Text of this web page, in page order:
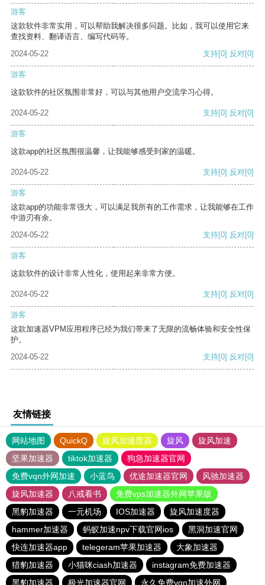
游客
这款软件非常实用，可以帮助我解决很多问题。比如，我可以使用它来
查找资料、翻译语言、编写代码等。
2024-05-22
支持[0] 反对[0]
游客
这款软件的社区氛围非常好，可以与其他用户交流学习心得。
2024-05-22 支持[0] 反对[0]
游客
这款app的社区氛围很温馨，让我能够感受到家的温暖。
2024-05-22 支持[0] 反对[0]
游客
这款app的功能非常强大，可以满足我所有的工作需求，让我能够在工作
中游刃有余。
2024-05-22
支持[0] 反对[0]
游客
这款软件的设计非常人性化，使用起来非常方便。
2024-05-22 支持[0] 反对[0]
游客
这款加速器VPM应用程序已经为我们带来了无限的流畅体验和安全性保
护。
2024-05-22
支持[0] 反对[0]
友情链接
网站地图 QuickQ 旋风加速度器 旋风
旋风加速
坚果加速器
tiktok加速器
狗急加速器官网
免费vqn外网加速
小蓝鸟 优途加速器官网
风驰加速器
旋风加速器
八戒看书
免费vps加速器外网苹果版
黑豹加速器
一元机场 IOS加速器
旋风加速度器
hammer加速器
蚂蚁加速npv下载官网ios
黑洞加速官网
快连加速器app
telegeram苹果加速器
大象加速器
猎豹加速器
小猫咪ciash加速器
instagram免费加速器
黑豹加速器
极光加速器官网 永久免费vqn加速外网